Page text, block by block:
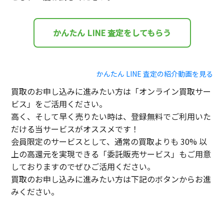
かんたん LINE 査定をしてもらう
かんたん LINE 査定の紹介動画を見る
買取のお申し込みに進みたい方は「オンライン買取サー
ビス」をご活用ください。
高く、そして早く売りたい時は、登録無料でご利用いた
だける当サービスがオススメです！
会員限定のサービスとして、通常の買取よりも 30% 以
上の高還元を実現できる「委託販売サービス」もご用意
しておりますのでぜひご活用ください。
買取のお申し込みに進みたい方は下記のボタンからお進
みください。